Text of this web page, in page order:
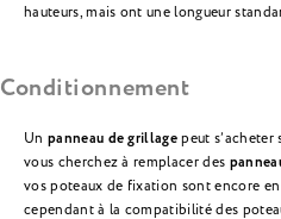
hauteurs, mais ont une longueur
Conditionnement
Un panneau de grillagepeut s’acheter
vous cherchez à remplacer des
vos poteaux de fixation sont encore
cependant à la compatibilité des